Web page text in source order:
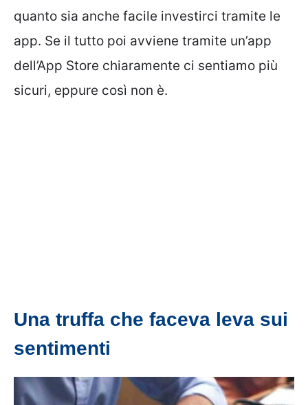
quanto sia anche facile investirci tramite le
app. Se il tutto poi avviene tramite un’app
dell’App Store chiaramente ci sentiamo più
sicuri, eppure così non è.
Una truffa che faceva leva sui
sentimenti